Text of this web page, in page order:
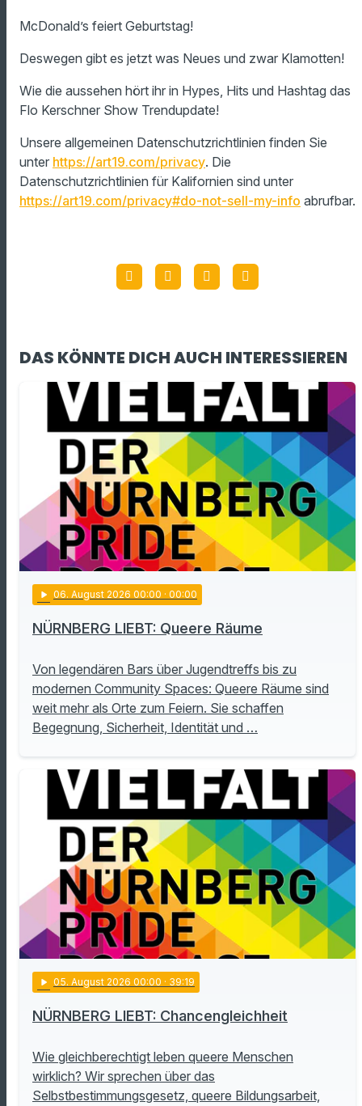
play_arrow
McDonald’s feiert Geburtstag!
Deswegen gibt es jetzt was Neues und zwar Klamotten!
Wie die aussehen hört ihr in Hypes, Hits und Hashtag das
Flo Kerschner Show Trendupdate!
Unsere allgemeinen Datenschutzrichtlinien finden Sie
unter https://art19.com/privacy. Die
Datenschutzrichtlinien für Kalifornien sind unter
https://art19.com/privacy#do-not-sell-my-info abrufbar.
DAS KÖNNTE DICH AUCH INTERESSIEREN
play_arrow 06. August 2026 00:00 · 00:00
NÜRNBERG LIEBT: Queere Räume
Von legendären Bars über Jugendtreffs bis zu
modernen Community Spaces: Queere Räume sind
weit mehr als Orte zum Feiern. Sie schaffen
Begegnung, Sicherheit, Identität und …
play_arrow 05. August 2026 00:00 · 39:19
NÜRNBERG LIEBT: Chancengleichheit
Wie gleichberechtigt leben queere Menschen
wirklich? Wir sprechen über das
Selbstbestimmungsgesetz, queere Bildungsarbeit,